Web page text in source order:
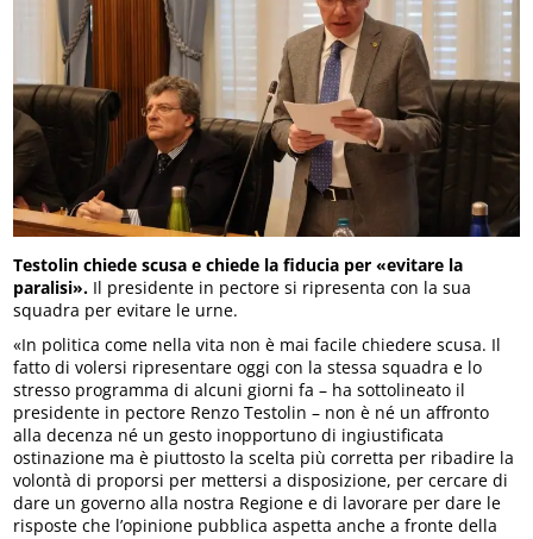
Testolin chiede scusa e chiede la fiducia per «evitare la
paralisi». Il presidente in pectore si ripresenta con la sua
squadra per evitare le urne.
«In politica come nella vita non è mai facile chiedere scusa. Il
fatto di volersi ripresentare oggi con la stessa squadra e lo
stresso programma di alcuni giorni fa – ha sottolineato il
presidente in pectore Renzo Testolin – non è né un affronto
alla decenza né un gesto inopportuno di ingiustificata
ostinazione ma è piuttosto la scelta più corretta per ribadire la
volontà di proporsi per mettersi a disposizione, per cercare di
dare un governo alla nostra Regione e di lavorare per dare le
risposte che l’opinione pubblica aspetta anche a fronte della